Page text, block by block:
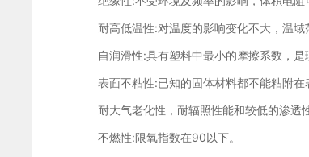
耐高低温性:对温度的影响变化不大，温域
自润滑性:具有塑料中最小的摩擦系数，是
表面不粘性:已知的固体材料都不能粘附在
耐大气老化性，耐辐照性能和较低的渗透
不燃性:限氧指数在90以下。